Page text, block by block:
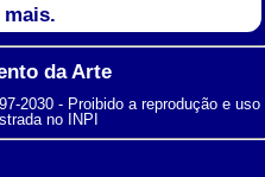
mais.
da Arte
2030 - Proibido a reprodução e uso
no INPI